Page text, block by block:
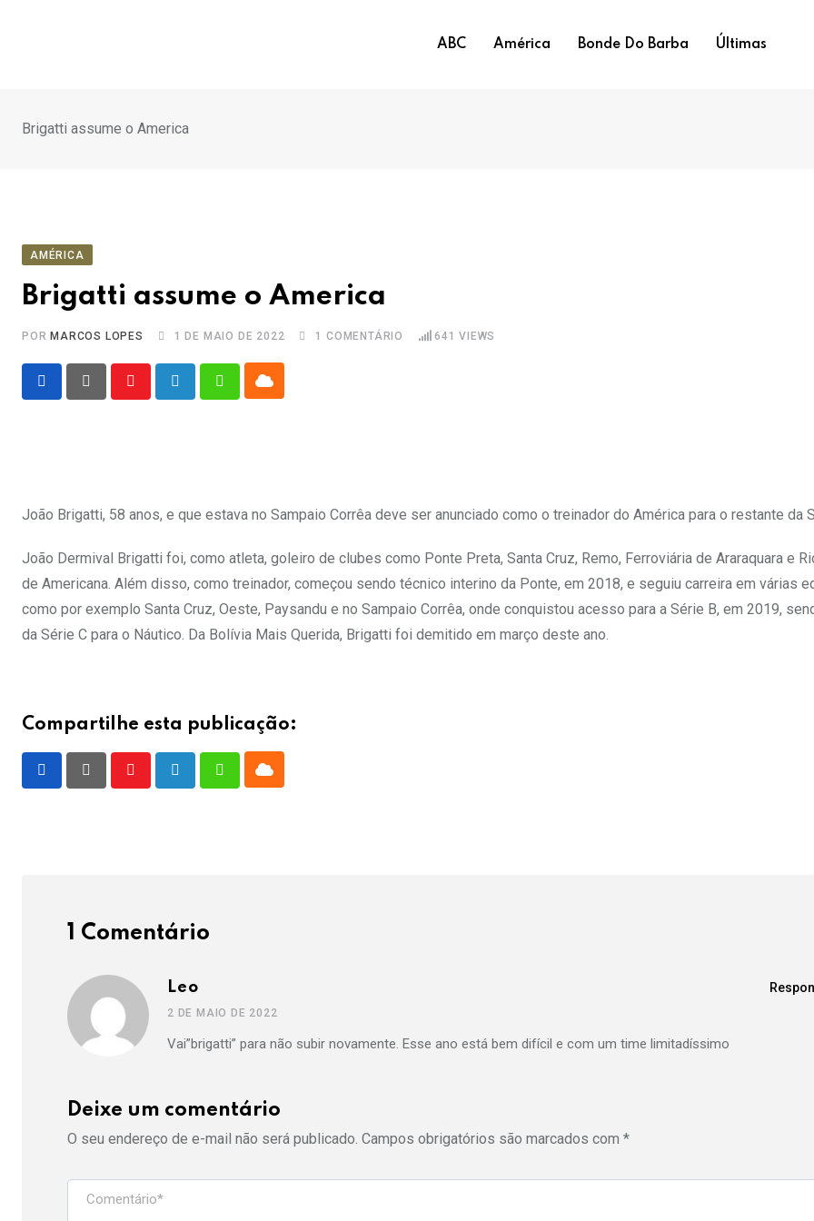
ABC América Bonde Do Barba Últimas
Brigatti assume o America
AMÉRICA
Brigatti assume o America
POR MARCOS LOPES 1 DE MAIO DE 2022 1 COMENTÁRIO 641 VIEWS
WhatsappCloud
João Brigatti, 58 anos, e que estava no Sampaio Corrêa deve ser anunciado como o treinador do América para o restante da
João Dermival Brigatti foi, como atleta, goleiro de clubes como Ponte Preta, Santa Cruz, Remo, Ferroviária de Araraquara e
de Americana. Além disso, como treinador, começou sendo técnico interino da Ponte, em 2018, e seguiu carreira em várias
como por exemplo Santa Cruz, Oeste, Paysandu e no Sampaio Corrêa, onde conquistou acesso para a Série B, em 2019,
da Série C para o Náutico. Da Bolívia Mais Querida, Brigatti foi demitido em março deste ano.
Compartilhe esta publicação:
WhatsappCloud
1 Comentário
Leo
2 DE MAIO DE 2022
Vai”brigatti” para não subir novamente. Esse ano está bem difícil e com um time limitadíssimo
Deixe um comentário
O seu endereço de e-mail não será publicado. Campos obrigatórios são marcados com *